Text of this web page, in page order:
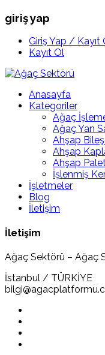
giriş yap
Giriş Yap / Kayıt
Kayıt Ol
Anasayfa
Kategoriler
Ağaç
Ağaç Yan
Ahşap
Ahşap
Ahşap
İşlenmiş
İşletmeler
Blog
İletişim
İletişim
Ağaç Sektörü – Ağaç
İstanbul / TÜRKİYE